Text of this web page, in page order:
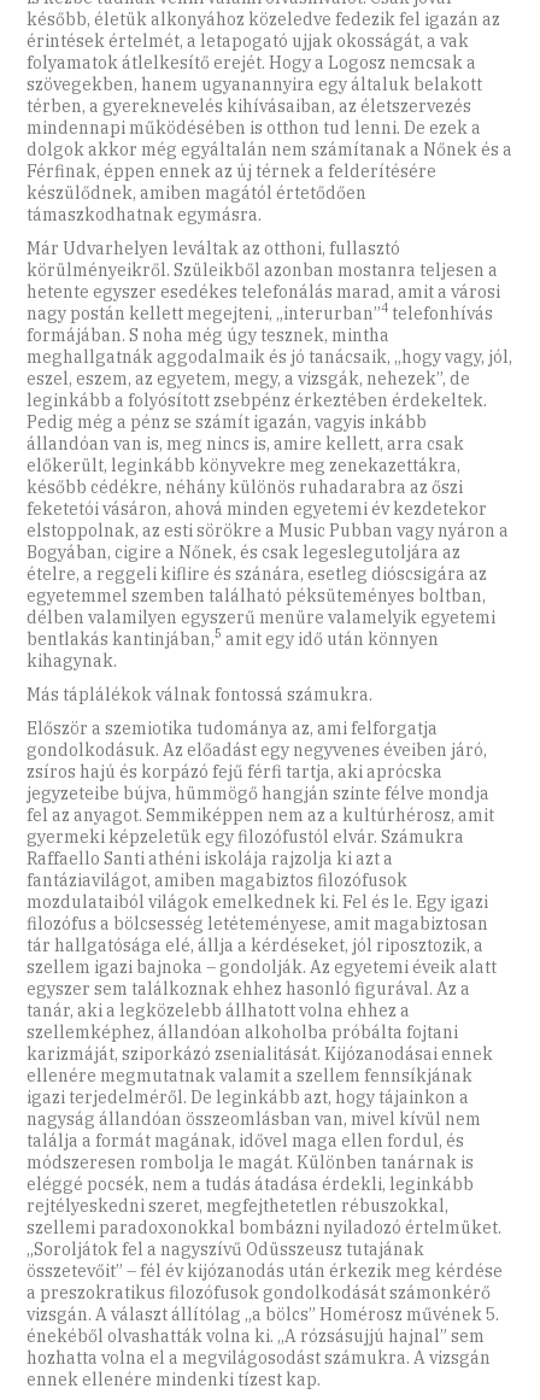
később, életük alkonyához közeledve fedezik fel igazán az
érintések értelmét, a letapogató ujjak okosságát, a vak
folyamatok átlelkesítő erejét. Hogy a Logosz nemcsak a
szövegekben, hanem ugyanannyira egy általuk belakott
térben, a gyereknevelés kihívásaiban, az életszervezés
mindennapi működésében is otthon tud lenni. De ezek a
dolgok akkor még egyáltalán nem számítanak a Nőnek és a
Férfinak, éppen ennek az új térnek a felderítésére
készülődnek, amiben magától értetődően
támaszkodhatnak egymásra.
Már Udvarhelyen leváltak az otthoni, fullasztó
körülményeikről. Szüleikből azonban mostanra teljesen a
hetente egyszer esedékes telefonálás marad, amit a városi
nagy postán kellett megejteni, „interurban”4 telefonhívás
formájában. S noha még úgy tesznek, mintha
meghallgatnák aggodalmaik és jó tanácsaik, „hogy vagy, jól,
eszel, eszem, az egyetem, megy, a vizsgák, nehezek”, de
leginkább a folyósított zsebpénz érkeztében érdekeltek.
Pedig még a pénz se számít igazán, vagyis inkább
állandóan van is, meg nincs is, amire kellett, arra csak
előkerült, leginkább könyvekre meg zenekazettákra,
később cédékre, néhány különös ruhadarabra az őszi
feketetói vásáron, ahová minden egyetemi év kezdetekor
elstoppolnak, az esti sörökre a Music Pubban vagy nyáron a
Bogyában, cigire a Nőnek, és csak legeslegutoljára az
ételre, a reggeli kiflire és szánára, esetleg dióscsigára az
egyetemmel szemben található péksüteményes boltban,
délben valamilyen egyszerű menüre valamelyik egyetemi
bentlakás kantinjában,5 amit egy idő után könnyen
kihagynak.
Más táplálékok válnak fontossá számukra.
Először a szemiotika tudománya az, ami felforgatja
gondolkodásuk. Az előadást egy negyvenes éveiben járó,
zsíros hajú és korpázó fejű férfi tartja, aki aprócska
jegyzeteibe bújva, hümmögő hangján szinte félve mondja
fel az anyagot. Semmiképpen nem az a kultúrhérosz, amit
gyermeki képzeletük egy filozófustól elvár. Számukra
Raffaello Santi athéni iskolája rajzolja ki azt a
fantáziavilágot, amiben magabiztos filozófusok
mozdulataiból világok emelkednek ki. Fel és le. Egy igazi
filozófus a bölcsesség letéteményese, amit magabiztosan
tár hallgatósága elé, állja a kérdéseket, jól riposztozik, a
szellem igazi bajnoka – gondolják. Az egyetemi éveik alatt
egyszer sem találkoznak ehhez hasonló figurával. Az a
tanár, aki a legközelebb állhatott volna ehhez a
szellemképhez, állandóan alkoholba próbálta fojtani
karizmáját, sziporkázó zsenialitását. Kijózanodásai ennek
ellenére megmutatnak valamit a szellem fennsíkjának
igazi terjedelméről. De leginkább azt, hogy tájainkon a
nagyság állandóan összeomlásban van, mivel kívül nem
találja a formát magának, idővel maga ellen fordul, és
módszeresen rombolja le magát. Különben tanárnak is
eléggé pocsék, nem a tudás átadása érdekli, leginkább
rejtélyeskedni szeret, megfejthetetlen rébuszokkal,
szellemi paradoxonokkal bombázni nyiladozó értelmüket.
„Soroljátok fel a nagyszívű Odüsszeusz tutajának
összetevőit” – fél év kijózanodás után érkezik meg kérdése
a preszokratikus filozófusok gondolkodását számonkérő
vizsgán. A választ állítólag „a bölcs” Homérosz művének 5.
énekéből olvashatták volna ki. „A rózsásujjú hajnal” sem
hozhatta volna el a megvilágosodást számukra. A vizsgán
ennek ellenére mindenki tízest kap.